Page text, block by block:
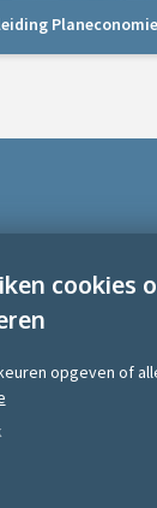
NRTO
cookies
opgeven of